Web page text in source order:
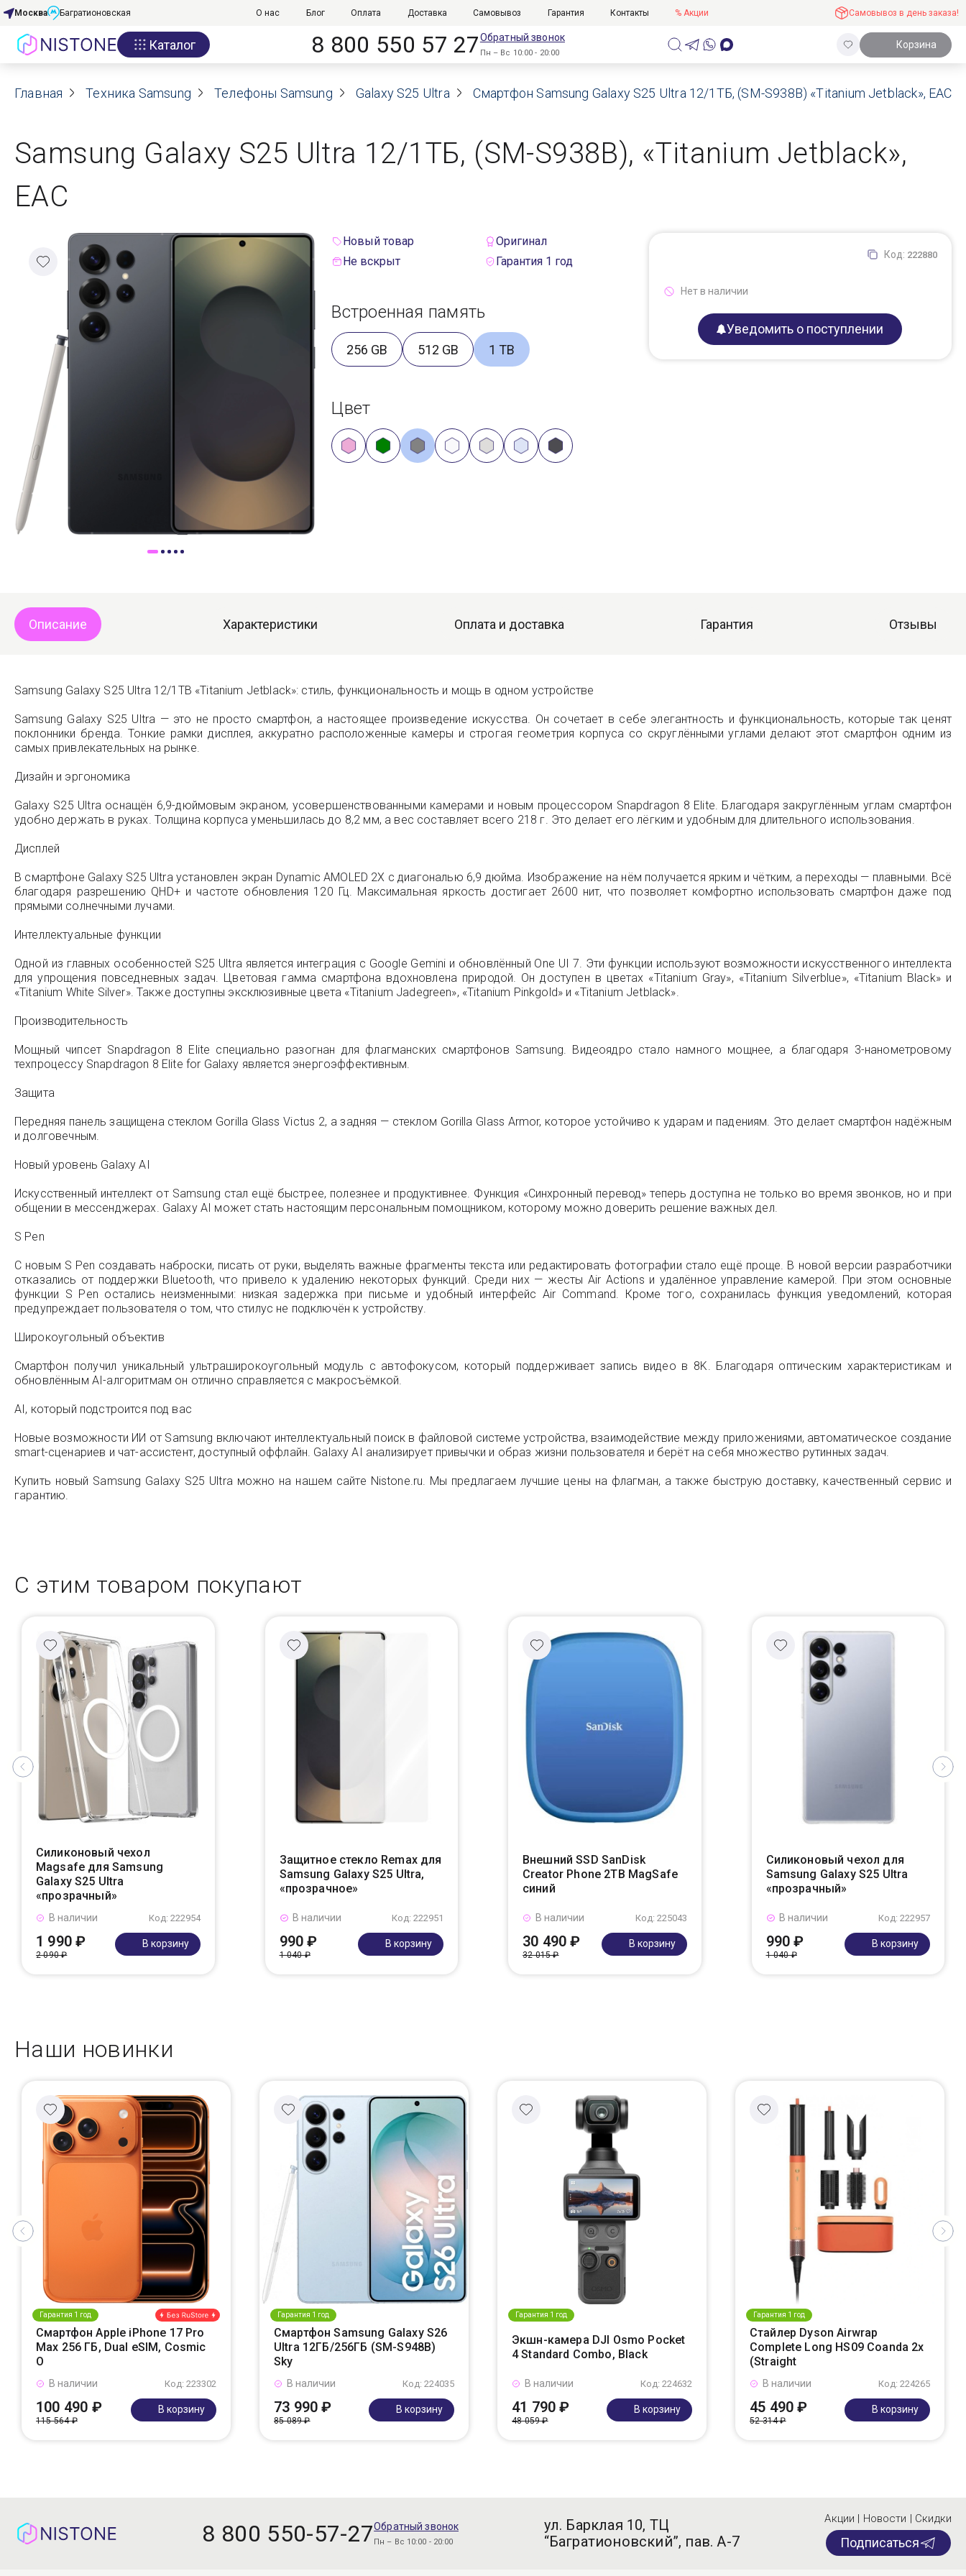
Акции
О нас
Договор оферты
Реквизиты
Контакты
Гарантия
Оплата
Доставка
Москва Багратионовская О нас Блог Оплата Доставка Самовывоз Гарантия Контакты % Акции Самовывоз в день заказа!
Каталог 8 800 550 57 27Обратный звонок
Пн – Вс 10:00 - 20:00
Корзина
Главная Техника Samsung Телефоны Samsung Galaxy S25 Ultra Смартфон Samsung Galaxy S25 Ultra 12/1ТБ, (SM-S938B) «Titanium Jetblack», ЕАС
Samsung Galaxy S25 Ultra 12/1ТБ, (SM-S938B), «Titanium Jetblack»,
ЕАС
Новый товар
Оригинал
Не вскрыт
Гарантия 1 год
Встроенная память
256 GB 512 GB 1 TB
Цвет
Код: 222880
Нет в наличии
Уведомить о поступлении
Описание Характеристики Оплата и доставка Гарантия Отзывы
Samsung Galaxy S25 Ultra 12/1TB «Titanium Jetblack»: стиль, функциональность и мощь в одном устройстве
Samsung Galaxy S25 Ultra — это не просто смартфон, а настоящее произведение искусства. Он сочетает в себе элегантность и функциональность, которые так ценят
поклонники бренда. Тонкие рамки дисплея, аккуратно расположенные камеры и строгая геометрия корпуса со скруглёнными углами делают этот смартфон одним из
самых привлекательных на рынке.
Дизайн и эргономика
Galaxy S25 Ultra оснащён 6,9-дюймовым экраном, усовершенствованными камерами и новым процессором Snapdragon 8 Elite. Благодаря закруглённым углам смартфон
удобно держать в руках. Толщина корпуса уменьшилась до 8,2 мм, а вес составляет всего 218 г. Это делает его лёгким и удобным для длительного использования.
Дисплей
В смартфоне Galaxy S25 Ultra установлен экран Dynamic AMOLED 2X с диагональю 6,9 дюйма. Изображение на нём получается ярким и чётким, а переходы — плавными. Всё
благодаря разрешению QHD+ и частоте обновления 120 Гц. Максимальная яркость достигает 2600 нит, что позволяет комфортно использовать смартфон даже под
прямыми солнечными лучами.
Интеллектуальные функции
Одной из главных особенностей S25 Ultra является интеграция с Google Gemini и обновлённый One UI 7. Эти функции используют возможности искусственного интеллекта
для упрощения повседневных задач. Цветовая гамма смартфона вдохновлена природой. Он доступен в цветах «Titanium Gray», «Titanium Silverblue», «Titanium Black» и
«Titanium White Silver». Также доступны эксклюзивные цвета «Titanium Jadegreen», «Titanium Pinkgold» и «Titanium Jetblack».
Производительность
Мощный чипсет Snapdragon 8 Elite специально разогнан для флагманских смартфонов Samsung. Видеоядро стало намного мощнее, а благодаря 3-нанометровому
техпроцессу Snapdragon 8 Elite for Galaxy является энергоэффективным.
Защита
Передняя панель защищена стеклом Gorilla Glass Victus 2, а задняя — стеклом Gorilla Glass Armor, которое устойчиво к ударам и падениям. Это делает смартфон надёжным
и долговечным.
Новый уровень Galaxy AI
Искусственный интеллект от Samsung стал ещё быстрее, полезнее и продуктивнее. Функция «Синхронный перевод» теперь доступна не только во время звонков, но и при
общении в мессенджерах. Galaxy AI может стать настоящим персональным помощником, которому можно доверить решение важных дел.
S Pen
С новым S Pen создавать наброски, писать от руки, выделять важные фрагменты текста или редактировать фотографии стало ещё проще. В новой версии разработчики
отказались от поддержки Bluetooth, что привело к удалению некоторых функций. Среди них — жесты Air Actions и удалённое управление камерой. При этом основные
функции S Pen остались неизменными: низкая задержка при письме и удобный интерфейс Air Command. Кроме того, сохранилась функция уведомлений, которая
предупреждает пользователя о том, что стилус не подключён к устройству.
Широкоугольный объектив
Смартфон получил уникальный ультраширокоугольный модуль с автофокусом, который поддерживает запись видео в 8K. Благодаря оптическим характеристикам и
обновлённым AI-алгоритмам он отлично справляется с макросъёмкой.
AI, который подстроится под вас
Новые возможности ИИ от Samsung включают интеллектуальный поиск в файловой системе устройства, взаимодействие между приложениями, автоматическое создание
smart-сценариев и чат-ассистент, доступный оффлайн. Galaxy AI анализирует привычки и образ жизни пользователя и берёт на себя множество рутинных задач.
Купить новый Samsung Galaxy S25 Ultra можно на нашем сайте Nistone.ru. Мы предлагаем лучшие цены на флагман, а также быструю доставку, качественный сервис и
гарантию.
С этим товаром покупают
Силиконовый чехол
Magsafe для Samsung
Galaxy S25 Ultra
«прозрачный»
Код: 222954
В наличии
1 990 ₽
2 090 ₽
В корзину
Защитное стекло Remax для
Samsung Galaxy S25 Ultra,
«прозрачное»
Код: 222951
В наличии
990 ₽
1 040 ₽
В корзину
Внешний SSD SanDisk
Creator Phone 2TB MagSafe
синий
Код: 225043
В наличии
30 490 ₽
32 015 ₽
В корзину
Силиконовый чехол для
Samsung Galaxy S25 Ultra
«прозрачный»
Код: 222957
В наличии
990 ₽
1 040 ₽
В корзину
Наши новинки
Гарантия 1 год
Смартфон Apple iPhone 17 Pro
Max 256 ГБ, Dual eSIM, Cosmic
O
Код: 223302
В наличии
100 490 ₽
115 564 ₽
В корзину
Гарантия 1 год
Смартфон Samsung Galaxy S26
Ultra 12ГБ/256ГБ (SM-S948B)
Sky
Код: 224035
В наличии
73 990 ₽
85 089 ₽
В корзину
Гарантия 1 год
Экшн-камера DJI Osmo Pocket
4 Standard Combo, Black
Код: 224632
В наличии
41 790 ₽
48 059 ₽
В корзину
Гарантия 1 год
Стайлер Dyson Airwrap
Complete Long HS09 Coanda 2x
(Straight
Код: 224265
В наличии
45 490 ₽
52 314 ₽
В корзину
8 800 550-57-27Обратный звонок
Пн – Вс 10:00 - 20:00
ул. Барклая 10, ТЦ
“Багратионовский”, пав. А-7
Акции | Новости | Скидки
Подписаться